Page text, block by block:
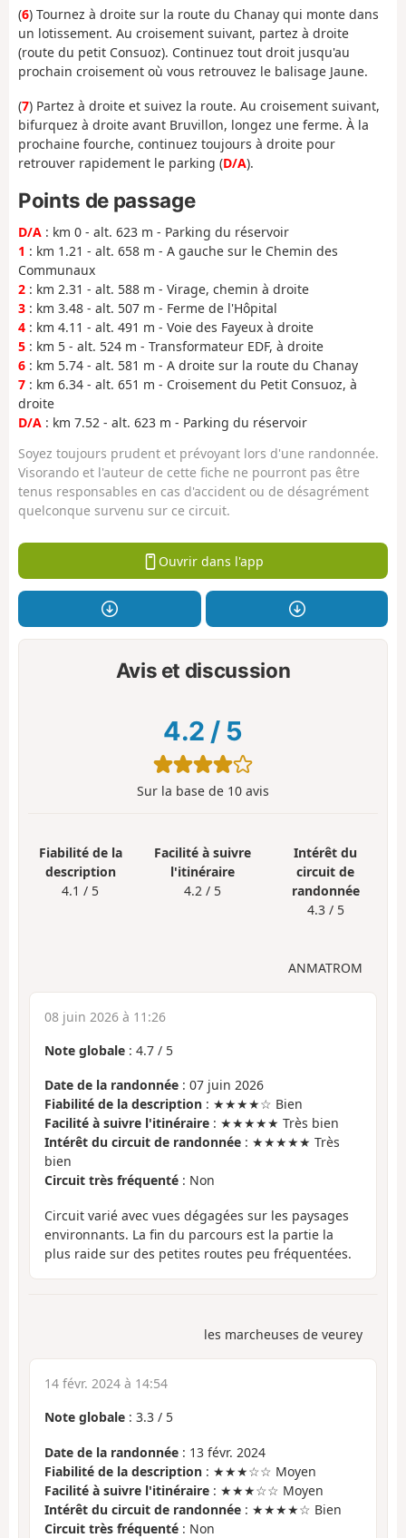
(6) Tournez à droite sur la route du Chanay qui monte dans
un lotissement. Au croisement suivant, partez à droite
(route du petit Consuoz). Continuez tout droit jusqu'au
prochain croisement où vous retrouvez le balisage Jaune.
(7) Partez à droite et suivez la route. Au croisement suivant,
bifurquez à droite avant Bruvillon, longez une ferme. À la
prochaine fourche, continuez toujours à droite pour
retrouver rapidement le parking (D/A).
Points de passage
D/A : km 0 - alt. 623 m - Parking du réservoir
1 : km 1.21 - alt. 658 m - A gauche sur le Chemin des
Communaux
2 : km 2.31 - alt. 588 m - Virage, chemin à droite
3 : km 3.48 - alt. 507 m - Ferme de l'Hôpital
4 : km 4.11 - alt. 491 m - Voie des Fayeux à droite
5 : km 5 - alt. 524 m - Transformateur EDF, à droite
6 : km 5.74 - alt. 581 m - A droite sur la route du Chanay
7 : km 6.34 - alt. 651 m - Croisement du Petit Consuoz, à
droite
D/A : km 7.52 - alt. 623 m - Parking du réservoir
Soyez toujours prudent et prévoyant lors d'une randonnée.
Visorando et l'auteur de cette fiche ne pourront pas être
tenus responsables en cas d'accident ou de désagrément
quelconque survenu sur ce circuit.
Ouvrir dans l'app
Avis et discussion
4.2 / 5
Sur la base de 10 avis
Fiabilité de la
description
4.1 / 5
Facilité à suivre
l'itinéraire
4.2 / 5
Intérêt du
circuit de
randonnée
4.3 / 5
ANMATROM
08 juin 2026 à 11:26
Note globale : 4.7 / 5
Date de la randonnée : 07 juin 2026
Fiabilité de la description : ★★★★☆ Bien
Facilité à suivre l'itinéraire : ★★★★★ Très bien
Intérêt du circuit de randonnée : ★★★★★ Très
bien
Circuit très fréquenté : Non
Circuit varié avec vues dégagées sur les paysages
environnants. La fin du parcours est la partie la
plus raide sur des petites routes peu fréquentées.
les marcheuses de veurey
14 févr. 2024 à 14:54
Note globale : 3.3 / 5
Date de la randonnée : 13 févr. 2024
Fiabilité de la description : ★★★☆☆ Moyen
Facilité à suivre l'itinéraire : ★★★☆☆ Moyen
Intérêt du circuit de randonnée : ★★★★☆ Bien
Circuit très fréquenté : Non